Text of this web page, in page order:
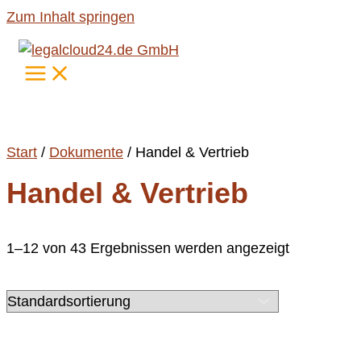
Zum Inhalt springen
Start / Dokumente / Handel & Vertrieb
Handel & Vertrieb
1–12 von 43 Ergebnissen werden angezeigt